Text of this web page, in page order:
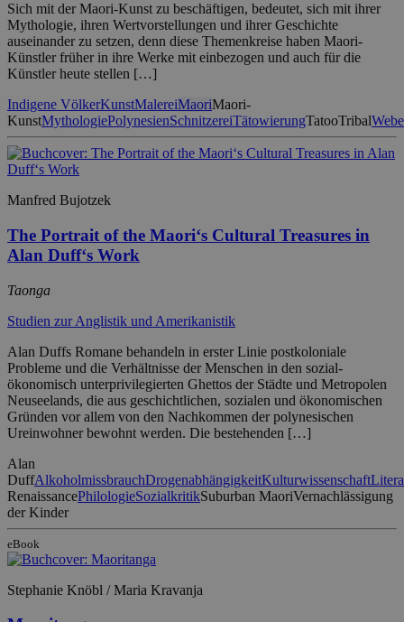
Sich mit der Maori-Kunst zu beschäftigen, bedeutet, sich mit ihrer
Mythologie, ihren Wertvorstellungen und ihrer Geschichte
auseinander zu setzen, denn diese Themenkreise haben Maori-
Künstler früher in ihre Werke mit einbezogen und auch für die
Künstler heute stellen […]
Indigene VölkerKunstMalereiMaoriMaori-
KunstMythologiePolynesienSchnitzereiTätowierungTatooTribal
Manfred Bujotzek
The Portrait of the Maori‘s Cultural Treasures in
Alan Duff‘s Work
Taonga
Studien zur Anglistik und Amerikanistik
Alan Duffs Romane behandeln in erster Linie postkoloniale
Probleme und die Verhältnisse der Menschen in den sozial-
ökonomisch unterprivilegierten Ghettos der Städte und Metropolen
Neuseelands, die aus geschichtlichen, sozialen und ökonomischen
Gründen vor allem von den Nachkommen der polynesischen
Ureinwohner bewohnt werden. Die bestehenden […]
Alan
DuffAlkoholmissbrauchDrogenabhängigkeitKulturwissenschaft
RenaissancePhilologieSozialkritikSuburban MaoriVernachlässigung
der Kinder
eBook
Stephanie Knöbl / Maria Kravanja